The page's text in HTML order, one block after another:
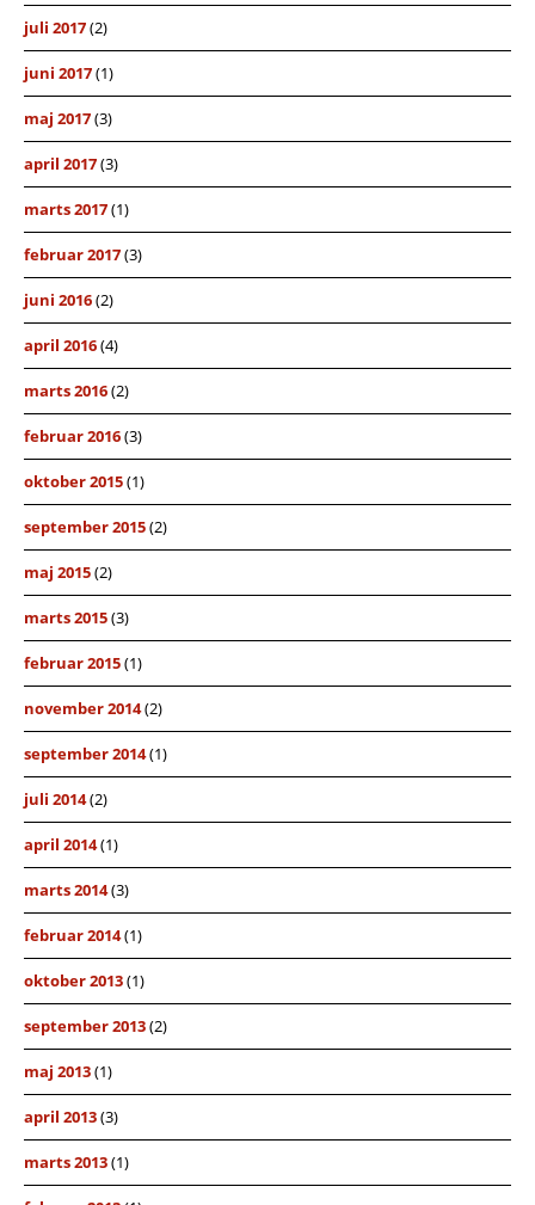
juli 2017(2)
juni 2017(1)
maj 2017(3)
april 2017(3)
marts 2017(1)
februar 2017(3)
juni 2016(2)
april 2016(4)
marts 2016(2)
februar 2016(3)
oktober 2015(1)
september 2015(2)
maj 2015(2)
marts 2015(3)
februar 2015(1)
november 2014(2)
september 2014(1)
juli 2014(2)
april 2014(1)
marts 2014(3)
februar 2014(1)
oktober 2013(1)
september 2013(2)
maj 2013(1)
april 2013(3)
marts 2013(1)